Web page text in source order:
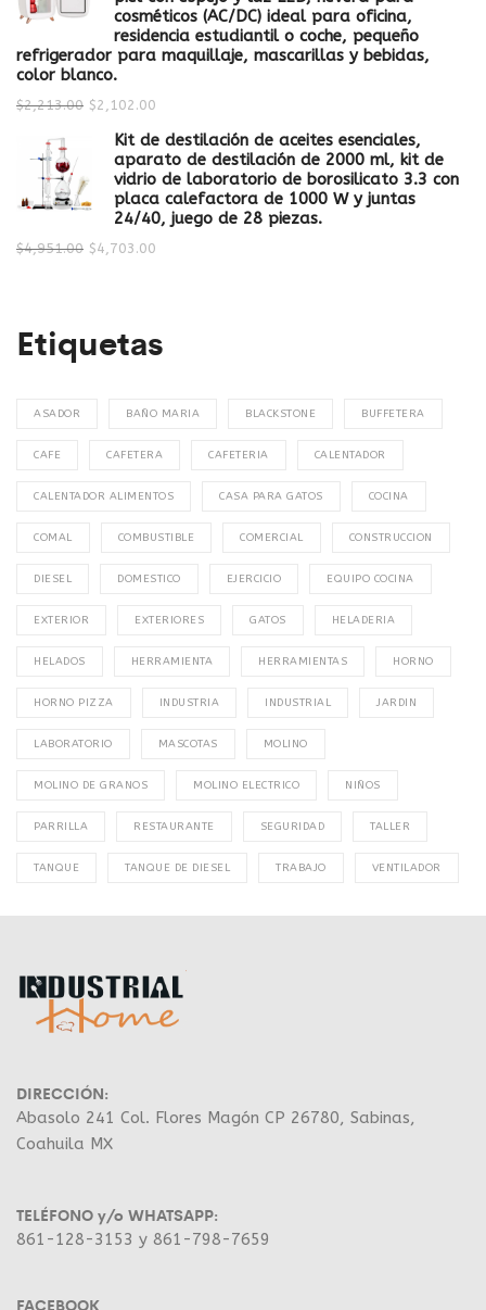
cosméticos (AC/DC) ideal para oficina,
residencia estudiantil o coche, pequeño
refrigerador para maquillaje, mascarillas y bebidas,
color blanco.
$2,213.00 $2,102.00
Kit de destilación de aceites esenciales,
aparato de destilación de 2000 ml, kit de
vidrio de laboratorio de borosilicato 3.3 con
placa calefactora de 1000 W y juntas
24/40, juego de 28 piezas.
$4,951.00 $4,703.00
Etiquetas
ASADOR BAÑO MARIA BLACKSTONE BUFFETERA
CAFE CAFETERA CAFETERIA CALENTADOR
CALENTADOR ALIMENTOS CASA PARA GATOS COCINA
COMAL COMBUSTIBLE COMERCIAL CONSTRUCCION
DIESEL DOMESTICO EJERCICIO EQUIPO COCINA
EXTERIOR EXTERIORES GATOS HELADERIA
HELADOS HERRAMIENTA HERRAMIENTAS HORNO
HORNO PIZZA INDUSTRIA INDUSTRIAL JARDIN
LABORATORIO MASCOTAS MOLINO
MOLINO DE GRANOS MOLINO ELECTRICO NIÑOS
PARRILLA RESTAURANTE SEGURIDAD TALLER
TANQUE TANQUE DE DIESEL TRABAJO VENTILADOR
DIRECCIÓN:
Abasolo 241 Col. Flores Magón CP 26780, Sabinas,
Coahuila MX
TELÉFONO y/o WHATSAPP:
861-128-3153 y 861-798-7659
FACEBOOK